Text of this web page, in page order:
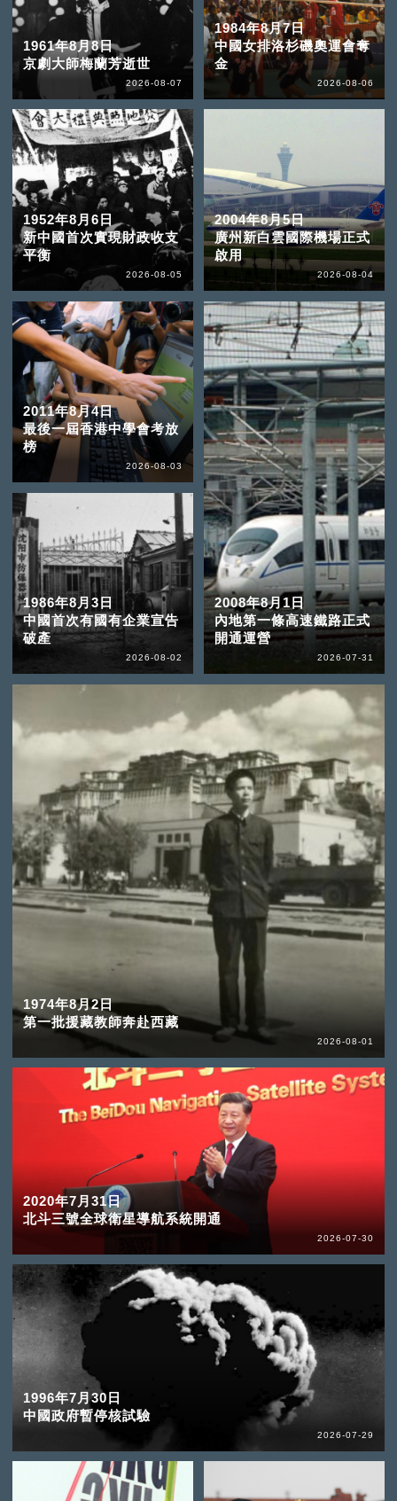
1961年8月8日
京劇大師梅蘭芳逝世
2026-08-07
1984年8月7日
中國女排洛杉磯奧運會奪
金
2026-08-06
1952年8月6日
新中國首次實現財政收支
平衡
2026-08-05
2004年8月5日
廣州新白雲國際機場正式
啟用
2026-08-04
2011年8月4日
最後一屆香港中學會考放
榜
2026-08-03
1986年8月3日
中國首次有國有企業宣告
破產
2026-08-02
1974年8月2日
第一批援藏教師奔赴西藏
2026-08-01
2008年8月1日
內地第一條高速鐵路正式
開通運營
2026-07-31
2020年7月31日
北斗三號全球衛星導航系統開通
2026-07-30
1996年7月30日
中國政府暫停核試驗
2026-07-29